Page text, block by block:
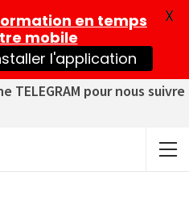
pour nous suivre
en temps
mobile
l'application
X